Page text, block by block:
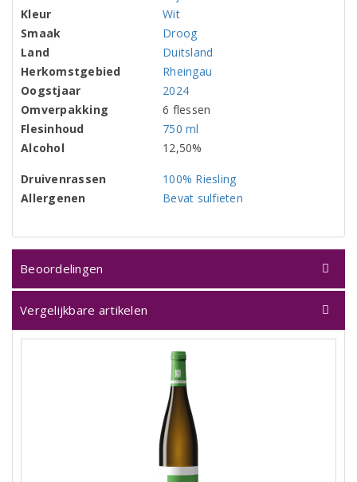
Kleur
Wit
Smaak
Droog
Land
Duitsland
Herkomstgebied
Rheingau
Oogstjaar
2024
Omverpakking
6 flessen
Flesinhoud
750 ml
Alcohol
12,50%
Druivenrassen
100% Riesling
Allergenen
Bevat sulfieten
Beoordelingen
Vergelijkbare artikelen